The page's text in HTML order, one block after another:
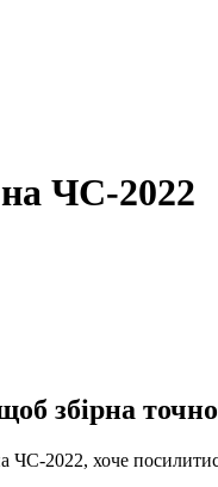
на ЧС-2022
збірна
ЧС-2022, хоче